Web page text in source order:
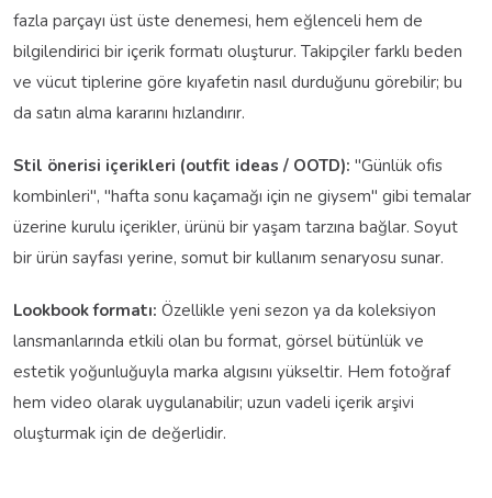
fazla parçayı üst üste denemesi, hem eğlenceli hem de
bilgilendirici bir içerik formatı oluşturur. Takipçiler farklı beden
ve vücut tiplerine göre kıyafetin nasıl durduğunu görebilir; bu
da satın alma kararını hızlandırır.
Stil önerisi içerikleri (outfit ideas / OOTD): "Günlük ofis
kombinleri", "hafta sonu kaçamağı için ne giysem" gibi temalar
üzerine kurulu içerikler, ürünü bir yaşam tarzına bağlar. Soyut
bir ürün sayfası yerine, somut bir kullanım senaryosu sunar.
Lookbook formatı: Özellikle yeni sezon ya da koleksiyon
lansmanlarında etkili olan bu format, görsel bütünlük ve
estetik yoğunluğuyla marka algısını yükseltir. Hem fotoğraf
hem video olarak uygulanabilir; uzun vadeli içerik arşivi
oluşturmak için de değerlidir.